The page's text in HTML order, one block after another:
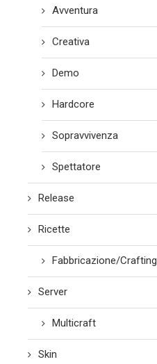
Avventura
Creativa
Demo
Hardcore
Sopravvivenza
Spettatore
Release
Ricette
Fabbricazione/Crafting
Server
Multicraft
Skin